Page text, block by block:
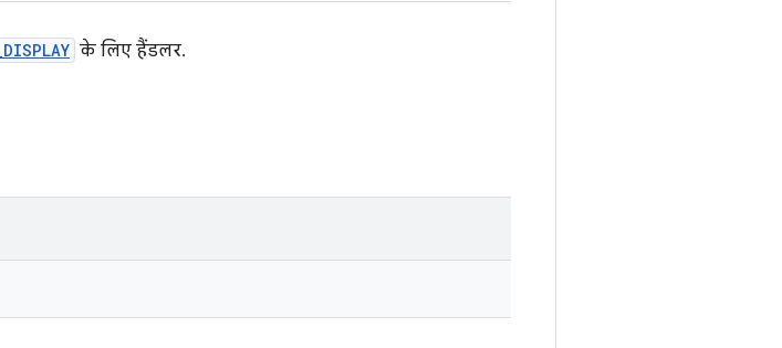
के लिए हैंडलर.